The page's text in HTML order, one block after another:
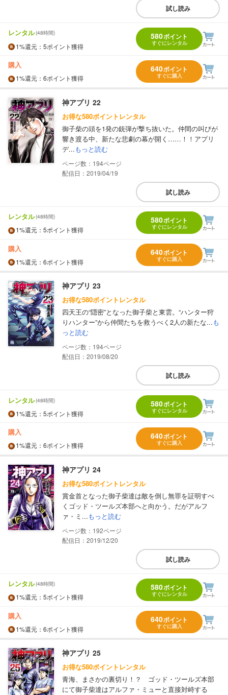
試し読み
レンタル(48時間)
1%還元 ：5ポイント獲得
580ポイント
すぐにレンタル
購入
1%還元 ：6ポイント獲得
640ポイント
すぐに購入
神アプリ 22
お得な580ポイントレンタル
御子柴の頭を1発の銃弾が撃ち抜いた。仲間の叫びが
響き渡る中、新たな悲劇の幕が開く……！！アプリ
デ...もっと読む
194
配信日：2019/04/19
試し読み
レンタル(48時間)
1%還元 ：5ポイント獲得
580ポイント
すぐにレンタル
購入
1%還元 ：6ポイント獲得
640ポイント
すぐに購入
神アプリ 23
お得な580ポイントレンタル
四天王の“隠密”となった御子柴と東雲。“ハンター狩
りハンター”から仲間たちを救うべく2人の新たな...も
っと読む
194
配信日：2019/08/20
試し読み
レンタル(48時間)
1%還元 ：5ポイント獲得
580ポイント
すぐにレンタル
購入
1%還元 ：6ポイント獲得
640ポイント
すぐに購入
神アプリ 24
お得な580ポイントレンタル
賞金首となった御子柴達は敵を倒し無罪を証明すべ
くゴッド・ツールズ本部へと向かう。だがアルフ
ァ・ミ...もっと読む
192
配信日：2019/12/20
試し読み
レンタル(48時間)
1%還元 ：5ポイント獲得
580ポイント
すぐにレンタル
購入
1%還元 ：6ポイント獲得
640ポイント
すぐに購入
神アプリ 25
お得な580ポイントレンタル
青海、まさかの裏切り！？ ゴッド・ツールズ本部
にて御子柴達はアルファ・ミューと直接対峙する